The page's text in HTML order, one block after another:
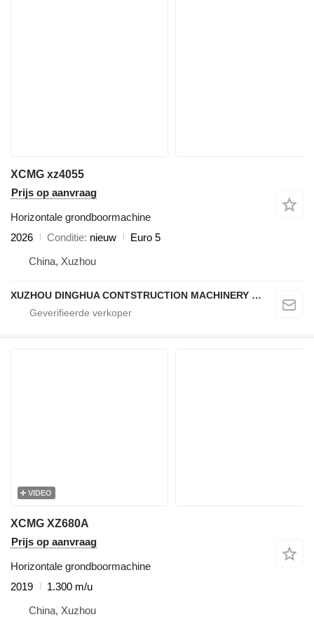
XCMG xz4055
Prijs op aanvraag
Horizontale grondboormachine
2026
Conditie nieuw
Euro 5
China, Xuzhou
XUZHOU DINGHUA CONTSTRUCTION MACHINERY CO., LTD.
VIDEO
XCMG XZ680A
Prijs op aanvraag
Horizontale grondboormachine
2019
1.300 m/u
China, Xuzhou